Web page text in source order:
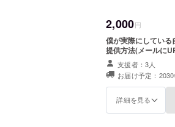
2,000円
僕が実際にしている
提供方法(メールに
支援者：3人
お届け予定：
詳細を見る